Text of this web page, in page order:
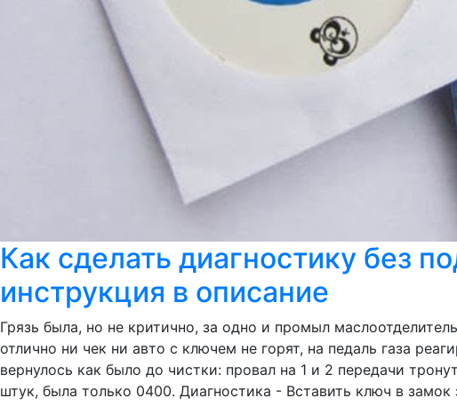
Как сделать диагностику без
инструкция в описание
Грязь была, но не критично, за одно и промыл
отлично ни чек ни авто с ключем не горят, на педаль газа
вернулось как было до чистки: провал на 1 и 2 передачи
штук, была только 0400. Диагностика - Вставить ключ в